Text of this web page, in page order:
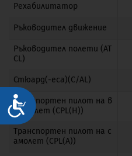
Достъпност
Рехабилитатор
Ръководител движение
Ръководител полети (AT
CL)
Стюард(-еса)(C/AL)
Транспортен пилот на в
ертолет (CPL(H))
Транспортен пилот на с
амолет (CPL(A))